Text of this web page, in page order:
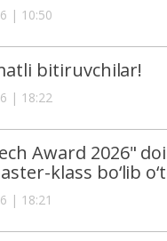
| 10:50
bitiruvchilar!
| 18:22
Award 2026"
klass bo‘lib
| 18:21